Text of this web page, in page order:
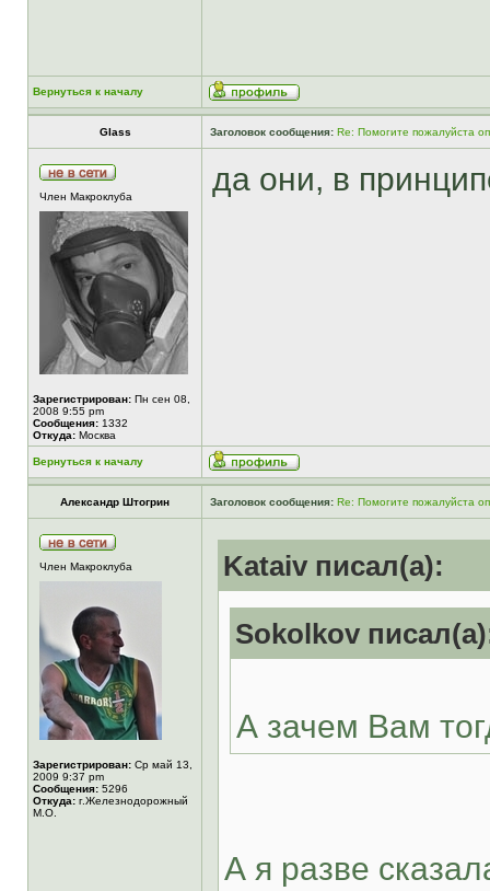
Вернуться к началу
Glass Заголовок сообщения: Re: Помогите пожалуйста
Член Макроклуба
Зарегистрирован: Пн сен 08,
2008 9:55 pm
Сообщения: 1332
Откуда: Москва
да они, в
Вернуться к началу
Александр Штогрин Заголовок сообщения: Re: Помогите пожалуйста
Член Макроклуба
Зарегистрирован: Ср май 13,
2009 9:37 pm
Сообщения: 5296
Откуда: г.Железнодорожный
М.О.
Kataiv писал(а):
Sokolkov
А зачем Вам
А я разве